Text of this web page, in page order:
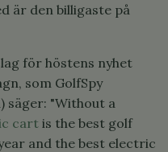
är den billigaste på
för höstens nyhet
som GolfSpy
säger: "Without a
cartis the best golf
and the best electric